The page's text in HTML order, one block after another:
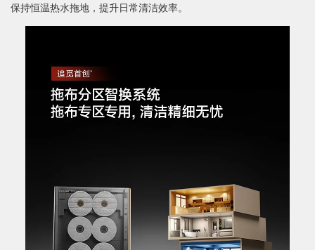
保持恒温热水拖地，提升日常清洁效率。